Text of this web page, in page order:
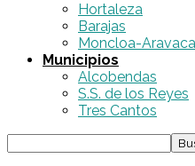
Hortaleza
Barajas
Moncloa-Aravaca
Municipios
Alcobendas
S.S. de los Reyes
Tres Cantos